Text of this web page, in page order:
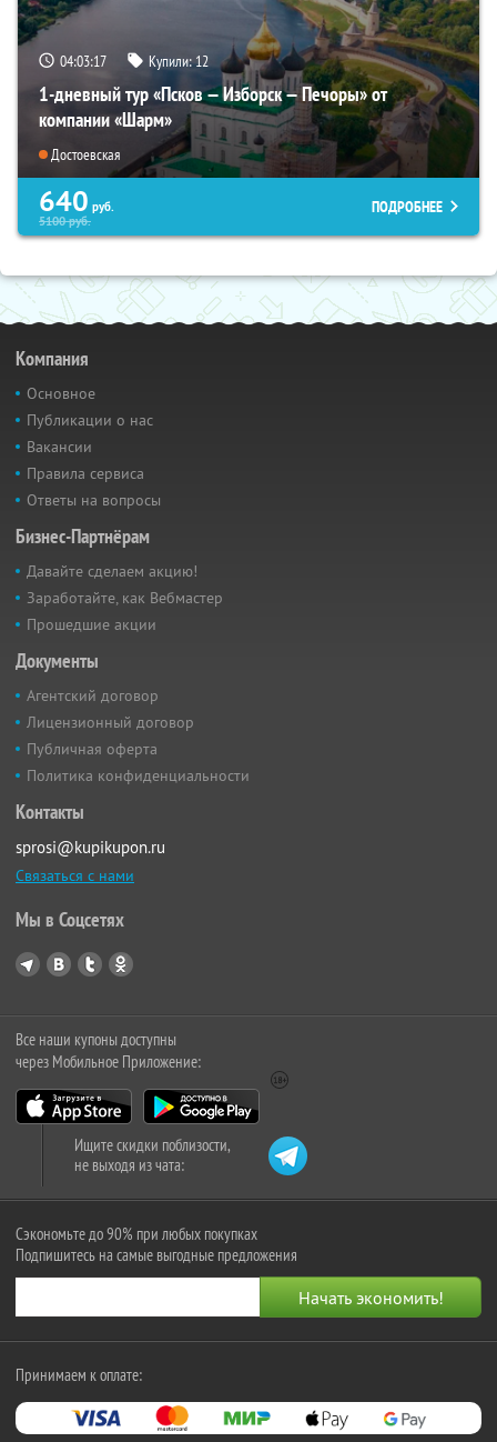
04:03:16 Купили:12
1-дневный тур «Псков — Изборск — Печоры» от
компании «Шарм»
Достоевская
640 руб.
5100руб.
ПОДРОБНЕЕ
Компания
Основное
Публикации о нас
Вакансии
Правила сервиса
Ответы на вопросы
Бизнес-Партнёрам
Давайте сделаем акцию!
Заработайте, как Вебмастер
Прошедшие акции
Документы
Агентский договор
Лицензионный договор
Публичная оферта
Политика конфиденциальности
Контакты
sprosi@kupikupon.ru
Связаться с нами
Мы в Соцсетях
Все наши купоны доступны
через Мобильное Приложение:
Ищите скидки поблизости,
не выходя из чата:
Сэкономьте до 90% при любых покупках
Подпишитесь на самые выгодные предложения
Принимаем к оплате: